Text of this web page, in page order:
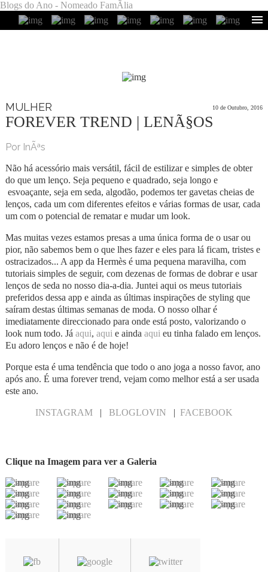
Blogs do Ano - Nomeado FamÃ­lia
MULHER 10 de Outubro, 2016
FOREVER TREND | LENÃ§OS
Por InÃªs
Não há acessório mais versátil, fácil de estilizar e simples de obter
do que um lenço. Seja pequeno e quadrado, seja longo e
esvoaçante, seja em seda, algodão, podemos ter gavetas cheias de
lenços, cada um com diferentes efeitos e várias formas de usar, cada
um com o potencial de rematar e mudar um look.
Mas muitas vezes estamos presas a uma única forma de o usar ou
pior, não sabemos bem o que lhes fazer e eles para lá ficam, tristes e
ostracizados... A app da Hermès é uma pequena maravilha, com
tutoriais simples de seguir, com dezenas de formas de dobrar e usar
lenços de seda no nosso dia-a-dia. Juntei aqui os meus tutoriais
preferidos dessa app e ainda as últimas inspirações de styling que
saíram destas últimas semanas de moda. O nosso olhar é
imediatamente direccionado para onde está posto, valorizando o
look num todo. Já aqui, aquie ainda aquieu tinha falado em lenços.
Eu adoro lenços e não é de hoje!
Porque esta é uma tendência que todo o ano joga a nosso favor, ano
após ano. É uma forever trend, vejam como melhor está a ser usada
este ano.
INSTAGRAM| BLOGLOVIN | FACEBOOK
Clique na Imagem para ver a Galeria